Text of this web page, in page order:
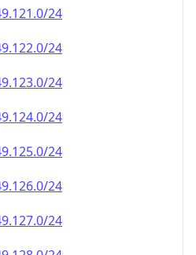
24
24
24
24
24
24
24